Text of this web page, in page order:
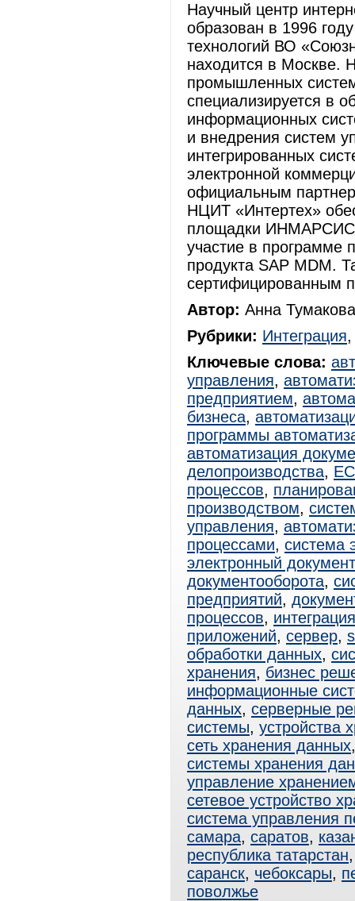
Научный центр
образован в 1996
технологий ВО
находится в Москве.
промышленных
специализируется в
информационных
и внедрения систем
интегрированных
электронной
официальным
НЦИТ «Интертех»
площадки ИНМАРСИС
участие в программе
продукта SAP MDM.
сертифицированным
Автор: Анна
Рубрики: Интеграция
Ключевые слова:
управления,
предприятием,
бизнеса,
программы
автоматизация
делопроизводства,
процессов,
производством,
управления,
процессами, система
электронный
документооборота,
предприятий,
процессов, интеграция
приложений, сервер,
обработки данных,
хранения, бизнес
информационные
данных, серверные
системы, устройства
сеть хранения данных
системы хранения
управление
сетевое устройство
система управления
самара, саратов,
республика татарстан
саранск, чебоксары,
поволжье